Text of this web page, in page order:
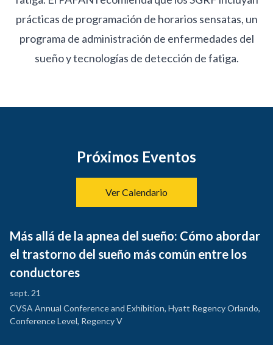
prácticas de programación de horarios sensatas, un
programa de administración de enfermedades del
sueño y tecnologías de detección de fatiga.
Próximos Eventos
Ver Calendario
Más allá de la apnea del sueño: Cómo abordar
el trastorno del sueño más común entre los
conductores
sept. 21
CVSA Annual Conference and Exhibition, Hyatt Regency Orlando,
Conference Level, Regency V